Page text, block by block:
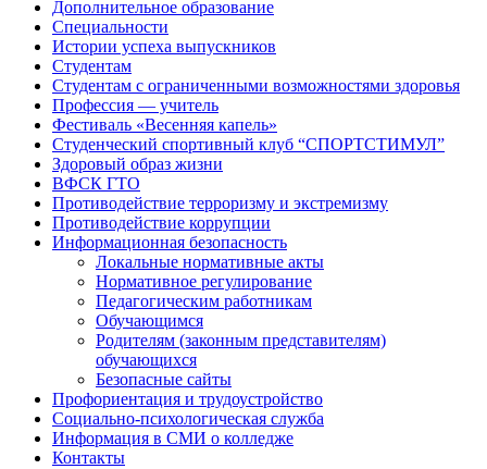
Дополнительное образование
Специальности
Истории успеха выпускников
Студентам
Студентам с ограниченными возможностями здоровья
Профессия — учитель
Фестиваль «Весенняя капель»
Студенческий спортивный клуб “СПОРТСТИМУЛ”
Здоровый образ жизни
ВФСК ГТО
Противодействие терроризму и экстремизму
Противодействие коррупции
Информационная безопасность
Локальные нормативные акты
Нормативное регулирование
Педагогическим работникам
Обучающимся
Родителям (законным представителям)
обучающихся
Безопасные сайты
Профориентация и трудоустройство
Социально-психологическая служба
Информация в СМИ о колледже
Контакты